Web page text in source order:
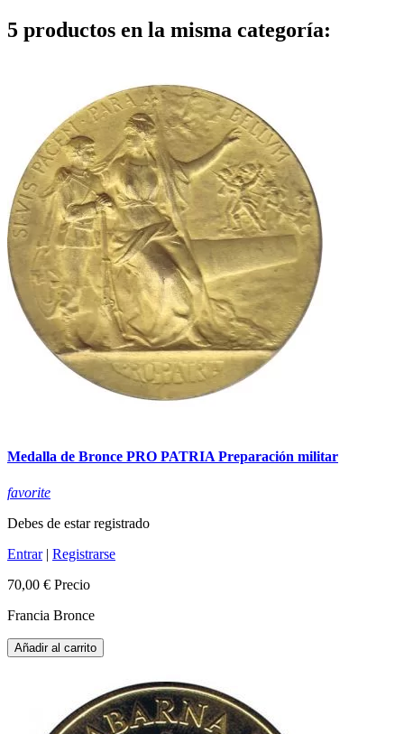
5 productos en la misma categoría:
Medalla de Bronce PRO PATRIA Preparación militar
favorite
Debes de estar registrado
Entrar| Registrarse
70,00 € Precio
Francia Bronce
Añadir al carrito